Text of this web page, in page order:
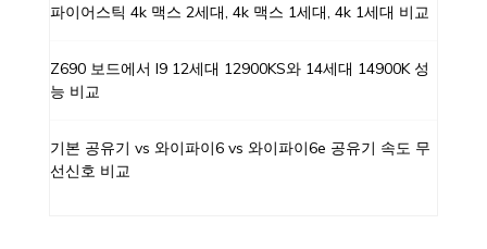
파이어스틱 4k 맥스 2세대, 4k 맥스 1세대, 4k 1세대 비교
Z690 보드에서 I9 12세대 12900KS와 14세대 14900K 성
능 비교
기본 공유기 vs 와이파이6 vs 와이파이6e 공유기 속도 무
선신호 비교